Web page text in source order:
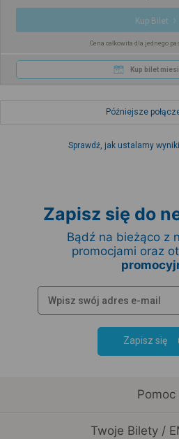
Kup Bilet
Cena całkowita dla jednego
Kup bilet
Późniejsze
Sprawdź, jak ustalamy
Zapisz się do
Bądź na bieżąco z
promocjami oraz
Zapisz się
Pomoc
Twoje Bilety /